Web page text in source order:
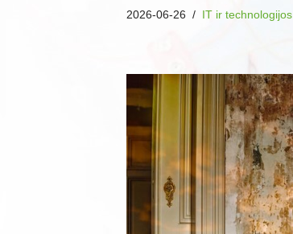
2026-06-26 IT ir technologijos